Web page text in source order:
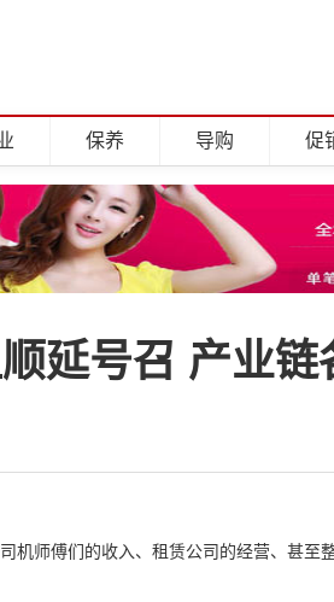
保养 导购 促
延号召 产业
机师傅们的收入、租赁公司的经营、甚至